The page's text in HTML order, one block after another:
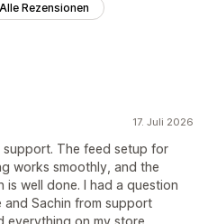
Alle Rezensionen
17. Juli 2026
The feed setup for
works smoothly, and the
well done. I had a question
and Sachin from support